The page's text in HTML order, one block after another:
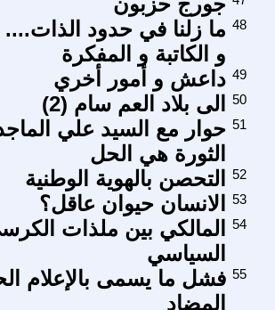
ما زلنا في حدود الذات....
و الكاتبة و المفكرة
48
داعش و أمور أخري 49
الى بلاد العم سام (2)
50
حوار مع السيد علي
الثورة هي الحل
51
التحصن بالهوية الوطنية
52
الانسان حيوان عاقل؟
53
المالكي بين ملذات
السياسي
54
فشل ما يسمى بالإعلام
المضاد
55